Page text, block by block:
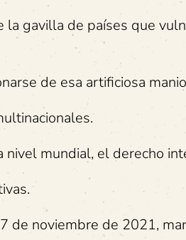
la gavilla de países que
de esa artificiosa
mundial, el derecho
de noviembre de 2021,